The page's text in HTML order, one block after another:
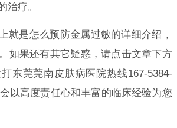
治疗。
就是怎么预防金属过敏的详细介绍，
如果还有其它疑惑，请点击文章下方
东莞莞南皮肤病医院热线167-5384-
以高度责任心和丰富的临床经验为您